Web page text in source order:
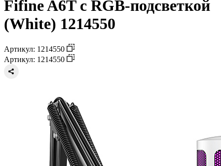
Fifine A6T с RGB-подсветкой
(White) 1214550
Артикул: 1214550
Артикул: 1214550